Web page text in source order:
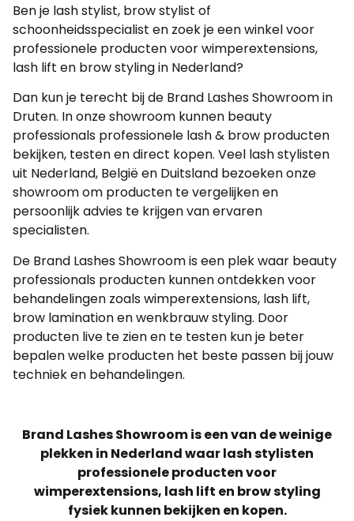
Ben je lash stylist, brow stylist of
schoonheidsspecialist en zoek je een winkel voor
professionele producten voor wimperextensions,
lash lift en brow styling in Nederland?
Dan kun je terecht bij de Brand Lashes Showroom in
Druten. In onze showroom kunnen beauty
professionals professionele lash & brow producten
bekijken, testen en direct kopen. Veel lash stylisten
uit Nederland, België en Duitsland bezoeken onze
showroom om producten te vergelijken en
persoonlijk advies te krijgen van ervaren
specialisten.
De Brand Lashes Showroom is een plek waar beauty
professionals producten kunnen ontdekken voor
behandelingen zoals wimperextensions, lash lift,
brow lamination en wenkbrauw styling. Door
producten live te zien en te testen kun je beter
bepalen welke producten het beste passen bij jouw
techniek en behandelingen.
Brand Lashes Showroom is een van de weinige
plekken in Nederland waar lash stylisten
professionele producten voor
wimperextensions, lash lift en brow styling
fysiek kunnen bekijken en kopen.